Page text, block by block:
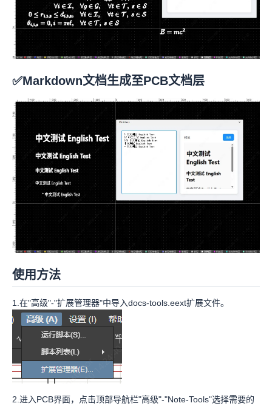
✅Markdown文档生成至PCB文档层
使用方法
1.在"高级"-"扩展管理器"中导入docs-tools.eext扩展文件。
2.进入PCB界面，点击顶部导航栏"高级"-"Note-Tools"选择需要的